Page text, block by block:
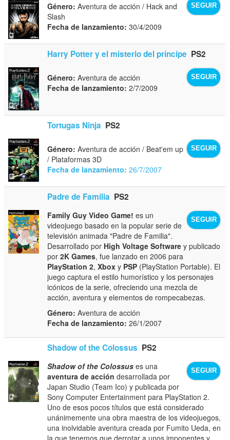
SEGUIR
Género: Aventura de acción / Hack and
Slash
Fecha de lanzamiento: 30/4/2009
Harry Potter y el misterio del príncipe PS2
SEGUIR
Género: Aventura de acción
Fecha de lanzamiento: 2/7/2009
Tortugas Ninja PS2
SEGUIR
Género: Aventura de acción / Beat'em up
/ Plataformas 3D
Fecha de lanzamiento: 26/7/2007
Padre de Familia PS2
SEGUIR
Family Guy Video Game! es un
videojuego basado en la popular serie de
televisión animada "Padre de Familia".
Desarrollado por High Voltage Software y publicado
por2K Games, fue lanzado en 2006 para
PlayStation 2,Xbox y PSP (PlayStation Portable). El
juego captura el estilo humorístico y los personajes
icónicos de la serie, ofreciendo una mezcla de
acción, aventura y elementos de rompecabezas.
Género: Aventura de acción
Fecha de lanzamiento: 26/1/2007
Shadow of the Colossus PS2
SEGUIR
Shadow of the Colossus es una
aventura de acción desarrollada por
Japan Studio (Team Ico) y publicada por
Sony Computer Entertainment para PlayStation 2.
Uno de esos pocos títulos que está considerado
unánimemente una obra maestra de los videojuegos,
una inolvidable aventura creada por Fumito Ueda, en
la que tenemos que derrotar a unos imponentes y